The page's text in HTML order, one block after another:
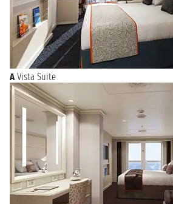
A Vista Suite